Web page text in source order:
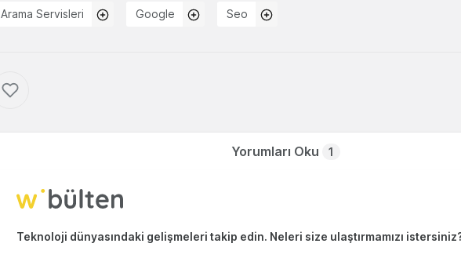
Arama Servisleri Google Seo
Yorumları Oku 1
Teknoloji dünyasındaki gelişmeleri takip edin. Neleri size ulaştırmamızı